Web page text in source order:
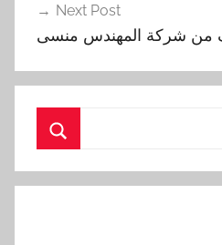
Next Post
من شركة المهندس منسى